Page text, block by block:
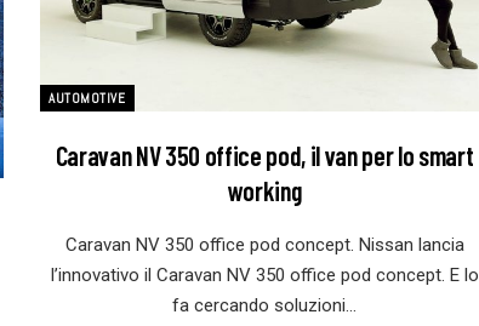
AUTOMOTIVE
Caravan NV 350 office pod, il van per lo smart
working
Caravan NV 350 office pod concept. Nissan lancia
l’innovativo il Caravan NV 350 office pod concept. E lo
fa cercando soluzioni…